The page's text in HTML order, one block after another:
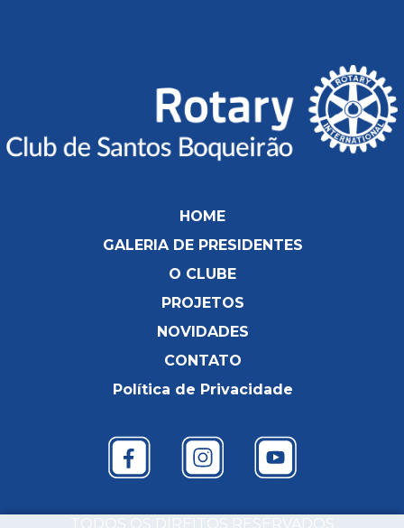
HOME
GALERIA DE PRESIDENTES
O CLUBE
PROJETOS
NOVIDADES
CONTATO
Política de Privacidade